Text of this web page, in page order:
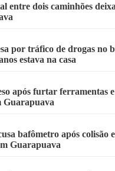
entre dois caminhões
por tráfico de drogas no
estava na casa
após furtar ferramentas
Guarapuava
bafômetro após colisão
Guarapuava